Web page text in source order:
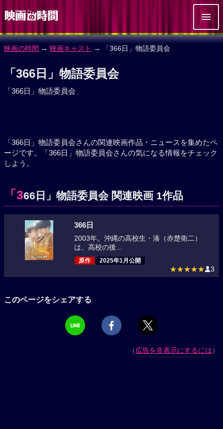
映画の時間 → 映画キャスト → 「366日」物語委員会
「366日」物語委員会
「366日」物語委員会
「366日」物語委員会さんの関連映画作品・ニュースを集めたペ
ージです。「366日」物語委員会さんの気になる情報をチェック
しよう。
「366日」物語委員会 関連映画 1作品
366日
2003年。沖縄の高校生・湊（赤楚衛二）
は、高校の後...
原作 2025年1月公開
★★★★★ 3
このページをシェアする
（広告を非表示にするには）